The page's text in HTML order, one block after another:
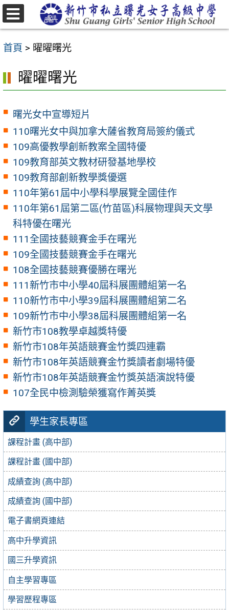
跳
至
要
容
首頁 > 曜曜曙光
學生家長專區
課程計畫 (高中部)
課程計畫 (國中部)
成績查詢 (高中部)
成績查詢 (國中部)
電子書網頁連結
高中升學資訊
國三升學資訊
自主學習專區
學習歷程專區
曜曜曙光
曙光女中宣導短片
110曙光女中與加拿大薩省教育局簽約儀式
109高優教學創新教案全國特優
109教育部英文教材研發基地學校
109教育部創新教學獎優選
110年第61屆中小學科學展覽全國佳作
110年第61屆第二區(竹苗區)科展物理與天文學
科特優在曙光
111全國技藝競賽金手在曙光
109全國技藝競賽金手在曙光
108全國技藝競賽優勝在曙光
111新竹市中小學40屆科展團體組第一名
110新竹市中小學39屆科展團體組第二名
109新竹市中小學38屆科展團體組第一名
新竹市108教學卓越獎特優
新竹市108年英語競賽金竹獎四連霸
新竹市108年英語競賽金竹獎讀者劇場特優
新竹市108年英語競賽金竹獎英語演說特優
107全民中檢測驗榮獲寫作菁英獎
選
單